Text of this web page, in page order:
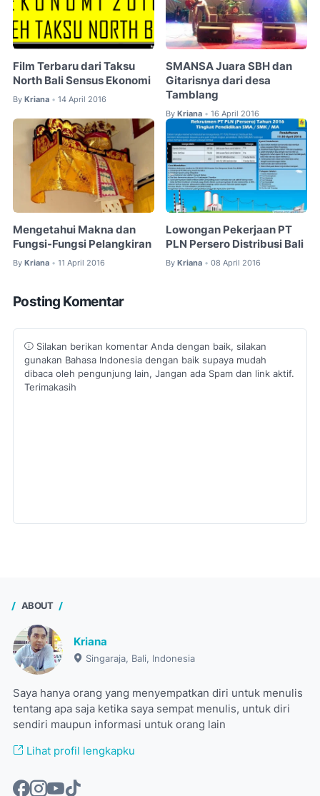
Film Terbaru dari Taksu
North Bali Sensus Ekonomi
By Kriana • 14 April 2016
SMANSA Juara SBH dan
Gitarisnya dari desa
Tamblang
By Kriana • 16 April 2016
Mengetahui Makna dan
Fungsi-Fungsi Pelangkiran
By Kriana • 11 April 2016
Lowongan Pekerjaan PT
PLN Persero Distribusi Bali
By Kriana • 08 April 2016
Posting Komentar
Silakan berikan komentar Anda dengan baik, silakan
gunakan Bahasa Indonesia dengan baik supaya mudah
dibaca oleh pengunjung lain, Jangan ada Spam dan link aktif.
Terimakasih
ABOUT
Kriana
Singaraja, Bali, Indonesia
Saya hanya orang yang menyempatkan diri untuk menulis
tentang apa saja ketika saya sempat menulis, untuk diri
sendiri maupun informasi untuk orang lain
Lihat profil lengkapku